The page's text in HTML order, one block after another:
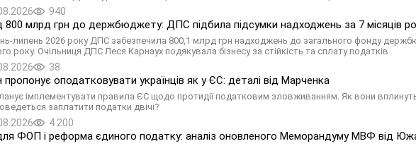
940
800 млрд грн до держбюджету: ДПС підбила підсумки надходжень за 7 місяців
липень 2026 року ДПС забезпечила 800,1 млрд грн надходжень до загального фонду
року. Очільниця ДПС Леся Карнаух подякувала бізнесу за стійкість та сплату податків
38
пропонує оподатковувати українців як у ЄС: деталі від Марченка
імплементувати правила ЄС щодо протидії податковим зловживанням. Як вони
заплатити податки двічі?
4 200
ФОП і реформа єдиного податку: аналіз оновленого Меморандуму МВФ від